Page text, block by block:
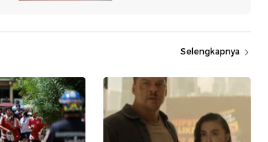
Selengkapnya